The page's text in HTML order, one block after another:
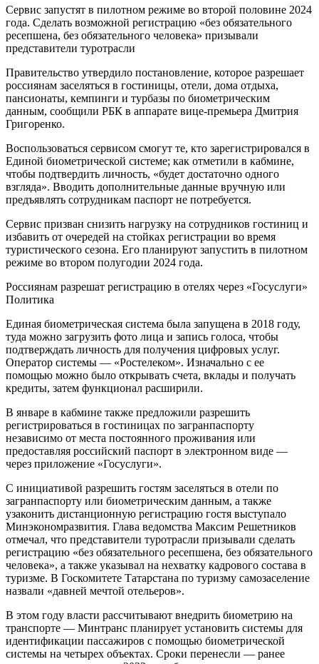
Сервис запустят в пилотном режиме во второй половине 2024
года. Сделать возможной регистрацию «без обязательного
ресепшена, без обязательного человека» призывали
представители туротрасли
Правительство утвердило постановление, которое разрешает
россиянам заселяться в гостиницы, отели, дома отдыха,
пансионаты, кемпинги и турбазы по биометрическим
данным, сообщили РБК в аппарате вице-премьера Дмитрия
Григоренко.
Воспользоваться сервисом смогут те, кто зарегистрировался в
Единой биометрической системе; как отметили в кабмине,
чтобы подтвердить личность, «будет достаточно одного
взгляда». Вводить дополнительные данные вручную или
предъявлять сотрудникам паспорт не потребуется.
Сервис призван снизить нагрузку на сотрудников гостиниц и
избавить от очередей на стойках регистрации во время
туристического сезона. Его планируют запустить в пилотном
режиме во втором полугодии 2024 года.
Россиянам разрешат регистрацию в отелях через «Госуслуги»
Политика
Единая биометрическая система была запущена в 2018 году,
туда можно загрузить фото лица и запись голоса, чтобы
подтверждать личность для получения цифровых услуг.
Оператор системы — «Ростелеком». Изначально с ее
помощью можно было открывать счета, вклады и получать
кредиты, затем функционал расширили.
В январе в кабмине также предложили разрешить
регистрироваться в гостиницах по загранпаспорту
независимо от места постоянного проживания или
предоставляя российский паспорт в электронном виде —
через приложение «Госуслуги».
С инициативой разрешить гостям заселяться в отели по
загранпаспорту или биометрическим данным, а также
узаконить дистанционную регистрацию гостя выступало
Минэкономразвития. Глава ведомства Максим Решетников
отмечал, что представители туротрасли призывали сделать
регистрацию «без обязательного ресепшена, без обязательного
человека», а также указывал на нехватку кадрового состава в
туризме. В Госкомитете Татарстана по туризму самозаселение
назвали «давней мечтой отельеров».
В этом году власти рассчитывают внедрить биометрию на
транспорте — Минтранс планирует установить системы для
идентификации пассажиров с помощью биометрической
системы на четырех объектах. Сроки перенесли — ранее